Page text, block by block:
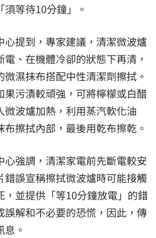
等待10分鐘」。
心提到，專家建議，清潔微波爐
、在機體冷卻的狀態下再清，
微濕抹布搭配中性清潔劑擦拭。
果污漬較頑強，可將檸檬或白醋
微波爐加熱，利用蒸汽軟化油
布擦拭內部，最後用乾布擦乾。
心強調，清潔家電前先斷電較安
錯誤宣稱擦拭微波爐時可能接觸
，並提供「等10分鐘放電」的錯
誤解和不必要的恐慌，因此，傳
。